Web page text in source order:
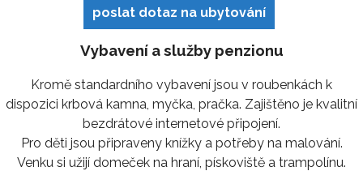
poslat dotaz na ubytování
Vybavení a služby penzionu
Kromě standardního vybavení jsou v roubenkách k
dispozici krbová kamna, myčka, pračka. Zajištěno je kvalitní
bezdrátové internetové připojení.
Pro děti jsou připraveny knížky a potřeby na malování.
Venku si užijí domeček na hraní, pískoviště a trampolínu.